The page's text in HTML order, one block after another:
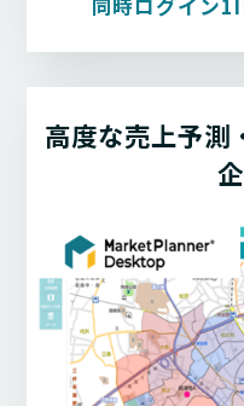
高度な売上予測